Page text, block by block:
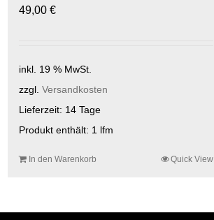
49,00 €
inkl. 19 % MwSt.
zzgl. Versandkosten
Lieferzeit: 14 Tage
Produkt enthält: 1 lfm
In den Warenkorb Quick View